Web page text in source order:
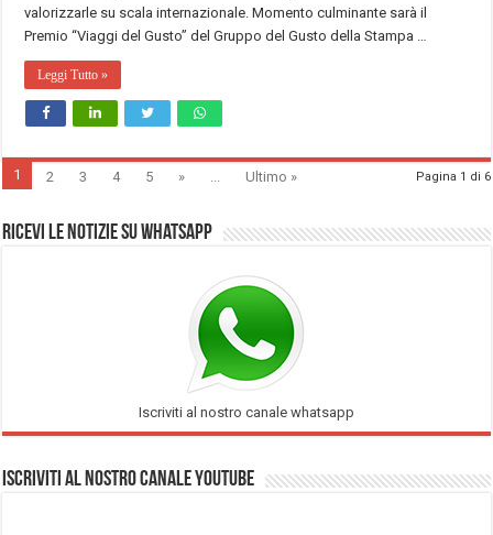
valorizzarle su scala internazionale. Momento culminante sarà il
Premio “Viaggi del Gusto” del Gruppo del Gusto della Stampa …
Leggi Tutto »
Pagina 1 di 6
1 2 3 4 5 » Ultimo »
Ricevi le notizie su Whatsapp
Iscriviti al nostro canale whatsapp
Iscriviti al nostro Canale Youtube